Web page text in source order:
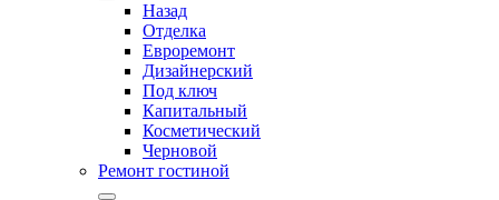
Назад
Отделка
Евроремонт
Дизайнерский
Под ключ
Капитальный
Косметический
Черновой
Ремонт гостиной